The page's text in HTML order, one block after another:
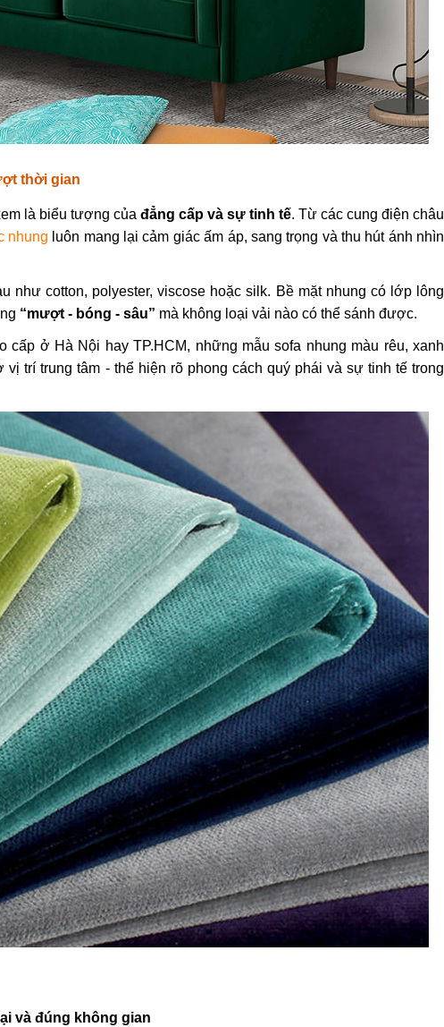
thời gian
là biểu tượng của đẳng cấp và sự tinh tế. Từ các cung điện châu
nhung luôn mang lại cảm giác ấm áp, sang trọng và thu hút ánh nhìn
cotton, polyester, viscose hoặc silk. Bề mặt nhung có lớp lông
“mượt - bóng - sâu” mà không loại vải nào có thể sánh được.
cấp ở Hà Nội hay TP.HCM, những mẫu sofa nhung màu rêu, xanh
trí trung tâm - thể hiện rõ phong cách quý phái và sự tinh tế trong
và đúng không gian